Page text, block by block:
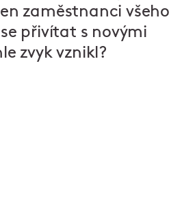
zaměstnanci všeho
přivítat s novými
zvyk vznikl?